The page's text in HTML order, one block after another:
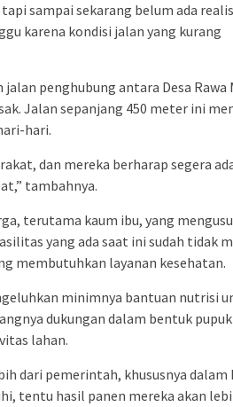
sampai sekarang belum ada
karena kondisi jalan yang kurang
penghubung antara Desa Rawa
Jalan sepanjang 450 meter ini
hari.
dan mereka berharap segera
tambahnya.
terutama kaum ibu, yang
yang ada saat ini sudah tidak
membutuhkan layanan kesehatan.
minimnya bantuan nutrisi
dukungan dalam bentuk
lahan.
dari pemerintah, khususnya dalam
tentu hasil panen mereka akan